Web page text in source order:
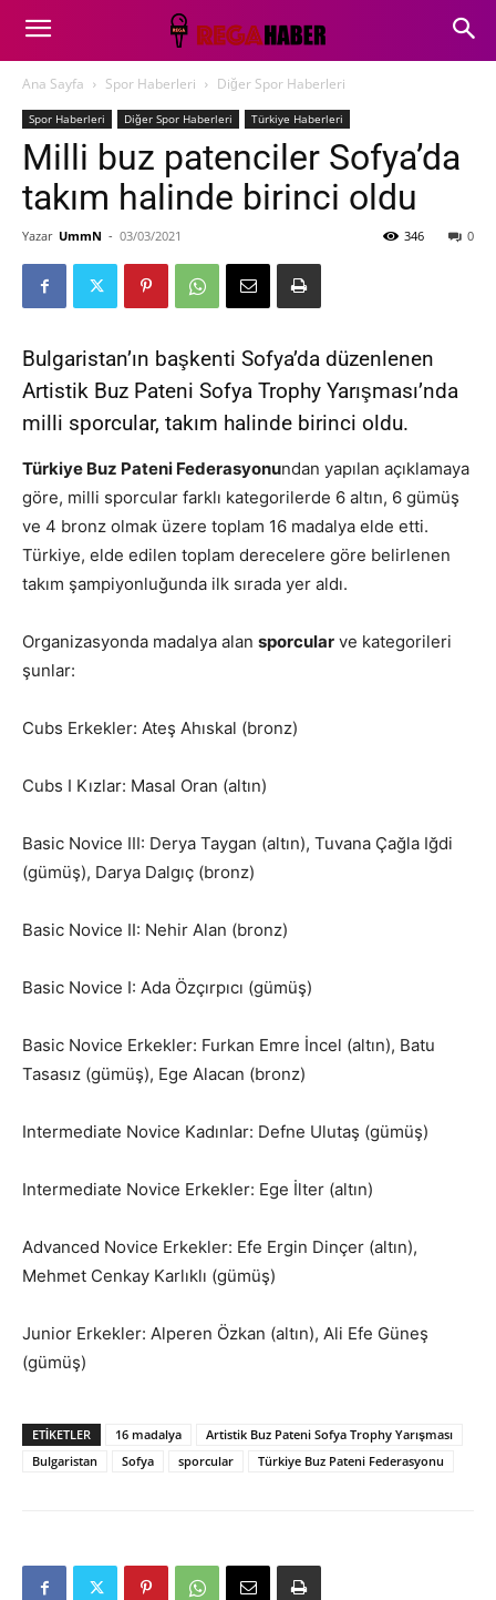
Ana Sayfa Spor Haberleri Diğer Spor Haberleri
Spor Haberleri Diğer Spor Haberleri Türkiye Haberleri
Milli buz patenciler Sofya’da
takım halinde birinci oldu
Yazar UmmN - 03/03/2021 0
346
Bulgaristan’ın başkenti Sofya’da düzenlenen
Artistik Buz Pateni Sofya Trophy Yarışması’nda
milli sporcular, takım halinde birinci oldu.
Türkiye Buz Pateni Federasyonundan yapılan açıklamaya
göre, milli sporcular farklı kategorilerde 6 altın, 6 gümüş
ve 4 bronz olmak üzere toplam 16 madalya elde etti.
Türkiye, elde edilen toplam derecelere göre belirlenen
takım şampiyonluğunda ilk sırada yer aldı.
Organizasyonda madalya alan sporcular ve kategorileri
şunlar:
Cubs Erkekler: Ateş Ahıskal (bronz)
Cubs I Kızlar: Masal Oran (altın)
Basic Novice III: Derya Taygan (altın), Tuvana Çağla Iğdi
(gümüş), Darya Dalgıç (bronz)
Basic Novice II: Nehir Alan (bronz)
Basic Novice I: Ada Özçırpıcı (gümüş)
Basic Novice Erkekler: Furkan Emre İncel (altın), Batu
Tasasız (gümüş), Ege Alacan (bronz)
Intermediate Novice Kadınlar: Defne Ulutaş (gümüş)
Intermediate Novice Erkekler: Ege İlter (altın)
Advanced Novice Erkekler: Efe Ergin Dinçer (altın),
Mehmet Cenkay Karlıklı (gümüş)
Junior Erkekler: Alperen Özkan (altın), Ali Efe Güneş
(gümüş)
ETIKETLER 16 madalya
Artistik Buz Pateni Sofya Trophy Yarışması
Bulgaristan
Sofya sporcular Türkiye Buz Pateni Federasyonu